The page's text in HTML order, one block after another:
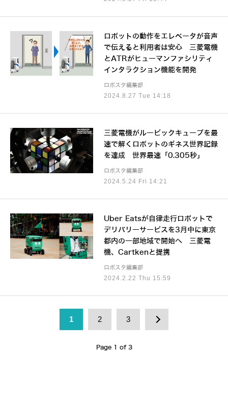
2024.8.27 Tue 14:18
ロボットの動作をエレベータが音声
で伝えると利用者は安心 三菱電機
とATRがヒューマンファシリティ
インタラクション機能を開発
ロボスタ編集部
2024.5.24 Fri 14:21
三菱電機がルービックキューブを最
速で解くロボットのギネス世界記録
を達成 世界最速「0.305秒」
ロボスタ編集部
2024.2.22 Thu 15:59
Uber Eatsが自律走行ロボットで
デリバリーサービスを3月中に東京
都内の一部地域で開始へ 三菱電
機、Cartkenと提携
ロボスタ編集部
1 2 3
Page 1 of 3